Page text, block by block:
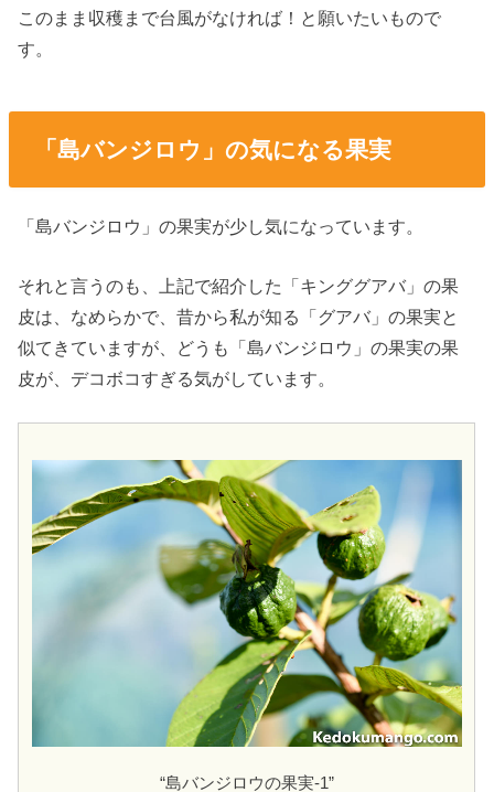
このまま収穫まで台風がなければ！と願いたいもので
す。
「島バンジロウ」の気になる果実
「島バンジロウ」の果実が少し気になっています。
それと言うのも、上記で紹介した「キンググアバ」の果
皮は、なめらかで、昔から私が知る「グアバ」の果実と
似てきていますが、どうも「島バンジロウ」の果実の果
皮が、デコボコすぎる気がしています。
“島バンジロウの果実-1”